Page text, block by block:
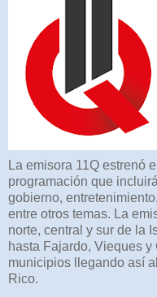
La emisora 11Q estrenó
programación que
gobierno,
entre otros temas. La
norte, central y sur de la
hasta Fajardo, Vieques
municipios llegando así
Rico.